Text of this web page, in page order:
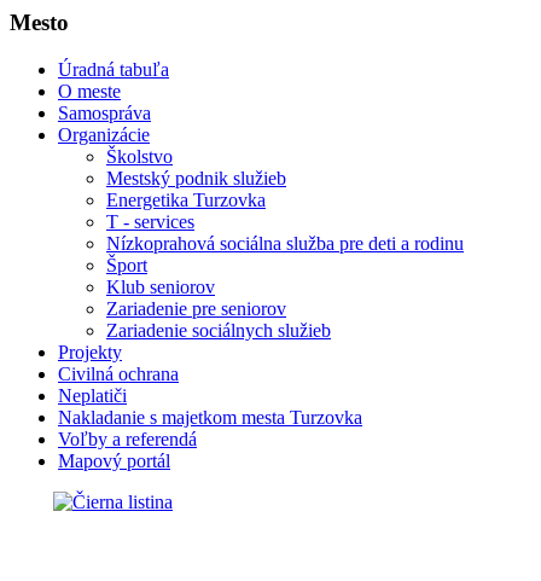
Mesto
Úradná tabuľa
O meste
Samospráva
Organizácie
Školstvo
Mestský podnik služieb
Energetika Turzovka
T - services
Nízkoprahová sociálna služba pre deti a rodinu
Šport
Klub seniorov
Zariadenie pre seniorov
Zariadenie sociálnych služieb
Projekty
Civilná ochrana
Neplatiči
Nakladanie s majetkom mesta Turzovka
Voľby a referendá
Mapový portál